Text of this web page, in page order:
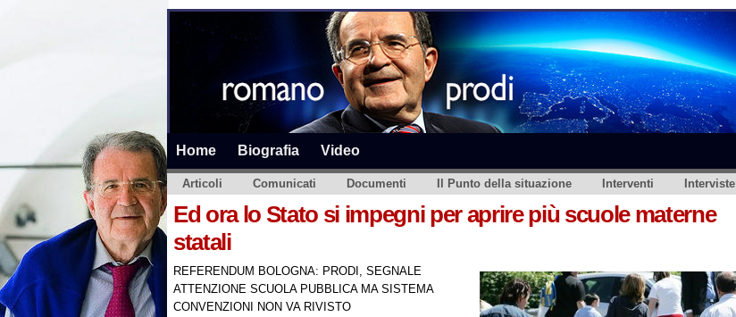
Home Biografia Video
Articoli Comunicati Documenti Il Punto della situazione Interventi Interviste
Ed ora lo Stato si impegni per aprire più scuole materne
statali
REFERENDUM BOLOGNA: PRODI, SEGNALE
ATTENZIONE SCUOLA PUBBLICA MA SISTEMA
CONVENZIONI NON VA RIVISTO